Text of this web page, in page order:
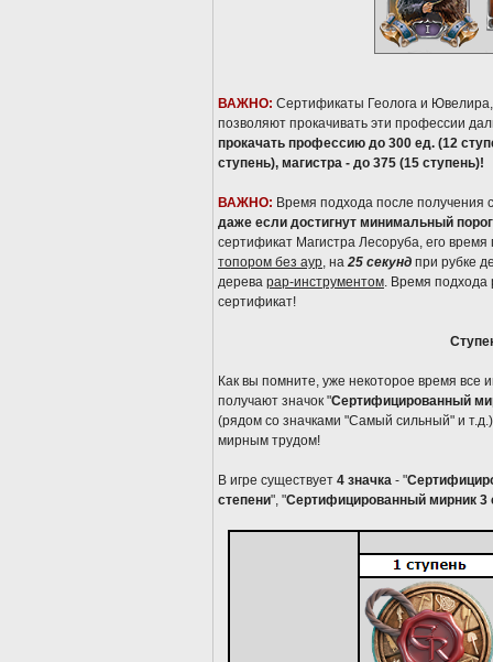
ВАЖНО: Сертификаты Геолога и
позволяют прокачивать эти профессии
прокачать профессию до 300 ед. (12
ступень), магистра - до 375 (15 ступень)!
ВАЖНО: Время подхода после получения
даже если достигнут минимальный
сертификат Магистра Лесоруба, его
топором без аур, на 25 секунд при рубке
дерева рар-инструментом. Время подхода
сертификат!
Как вы помните, уже некоторое время все
получают значок "Сертифицированный
(рядом со значками "Самый сильный" и
мирным трудом!
В игре существует 4 значка - "
степени", "Сертифицированный мирник 3